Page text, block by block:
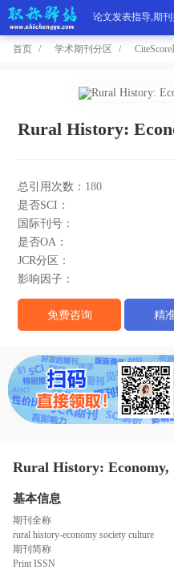
论文发表指导,期
态
范
于
首页 学术期刊分区
Rural History:
总引用次数： 180
是否SCI：
国际刊号：
是否OA：
JCR分区：
影响因子：
免费咨询 精
Rural History: Economy,
基本信息
期刊全称
rural history-economy society culture
期刊简称
Print ISSN